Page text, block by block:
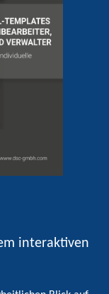
interaktiven